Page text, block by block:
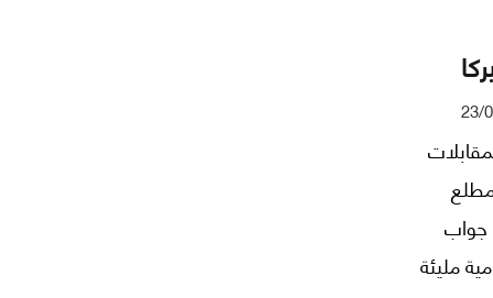
23/
جواب
مليئة